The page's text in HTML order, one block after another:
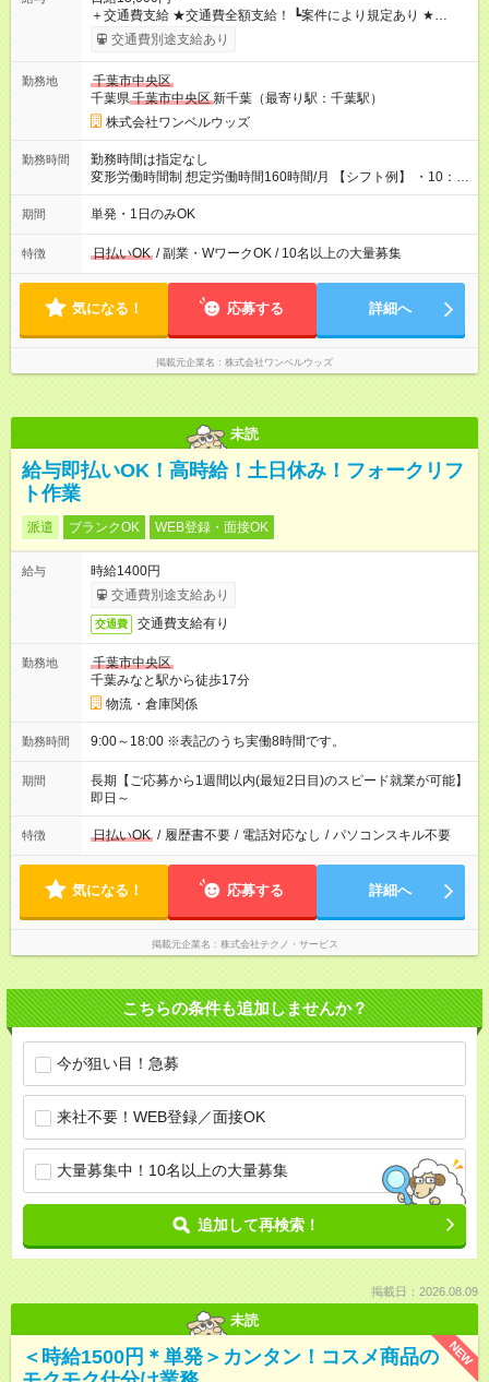
＋交通費支給 ★交通費全額支給！ ┗案件により規定あり ★
日払いOK ！（規定あり） ┗働いたその日に現金GET♪ お仕事後
はコンビニATMから 日払い分を引き落とせます！ 【試用期
交通費別途支給あり
勤務地
千葉市中央区
千葉県千葉市中央区新千葉（最寄り駅：千葉駅）
株式会社ワンベルウッズ
勤務時間
勤務時間は指定なし
変形労働時間制 想定労働時間160時間/月 【シフト例】 ・10：
00～20：00
期間 単発・1日のみOK
特徴 日払いOK / 副業・WワークOK / 10名以上の大量募集
気になる！ 応募する 詳細へ
掲載元企業名 株式会社ワンベルウッズ
未読
給与即払いOK！高時給！土日休み！フォークリフ
ト作業
派遣 ブランクOK WEB登録・面接OK
給与
時給1400円
交通費別途支給あり
交通費 交通費支給有り
勤務地
千葉市中央区
千葉みなと駅から徒歩17分
物流・倉庫関係
勤務時間 9:00～18:00 ※表記のうち実働8時間です。
期間
長期【ご応募から1週間以内(最短2日目)のスピード就業が可能】
即日～
特徴 日払いOK / 履歴書不要 / 電話対応なし / パソコンスキル不要
気になる！ 応募する 詳細へ
掲載元企業名 株式会社テクノ・サービス
こちらの条件も追加しませんか？
今が狙い目！急募
来社不要！WEB登録／面接OK
大量募集中！10名以上の大量募集
追加して再検索！
掲載日：2026.08.09
未読
NEW
＜時給1500円＊単発＞カンタン！コスメ商品の